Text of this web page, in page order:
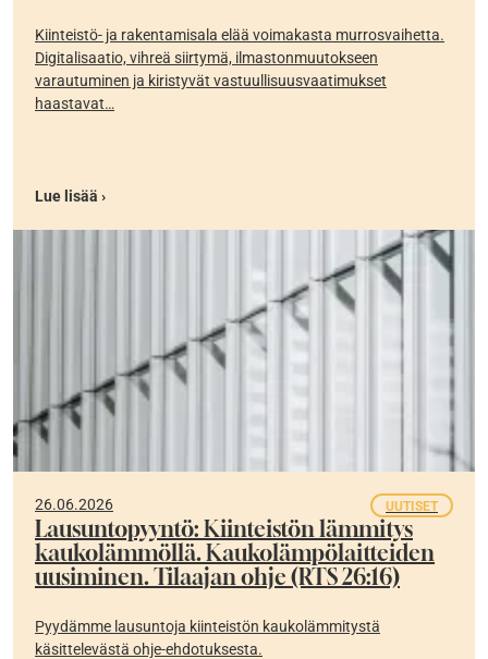
Kiinteistö- ja rakentamisala elää voimakasta murrosvaihetta.
Digitalisaatio, vihreä siirtymä, ilmastonmuutokseen
varautuminen ja kiristyvät vastuullisuusvaatimukset
haastavat…
Lue lisää ›
26.06.2026 UUTISET
Lausuntopyyntö: Kiinteistön lämmitys
kaukolämmöllä. Kaukolämpölaitteiden
uusiminen. Tilaajan ohje (RTS 26:16)
Pyydämme lausuntoja kiinteistön kaukolämmitystä
käsittelevästä ohje-ehdotuksesta.